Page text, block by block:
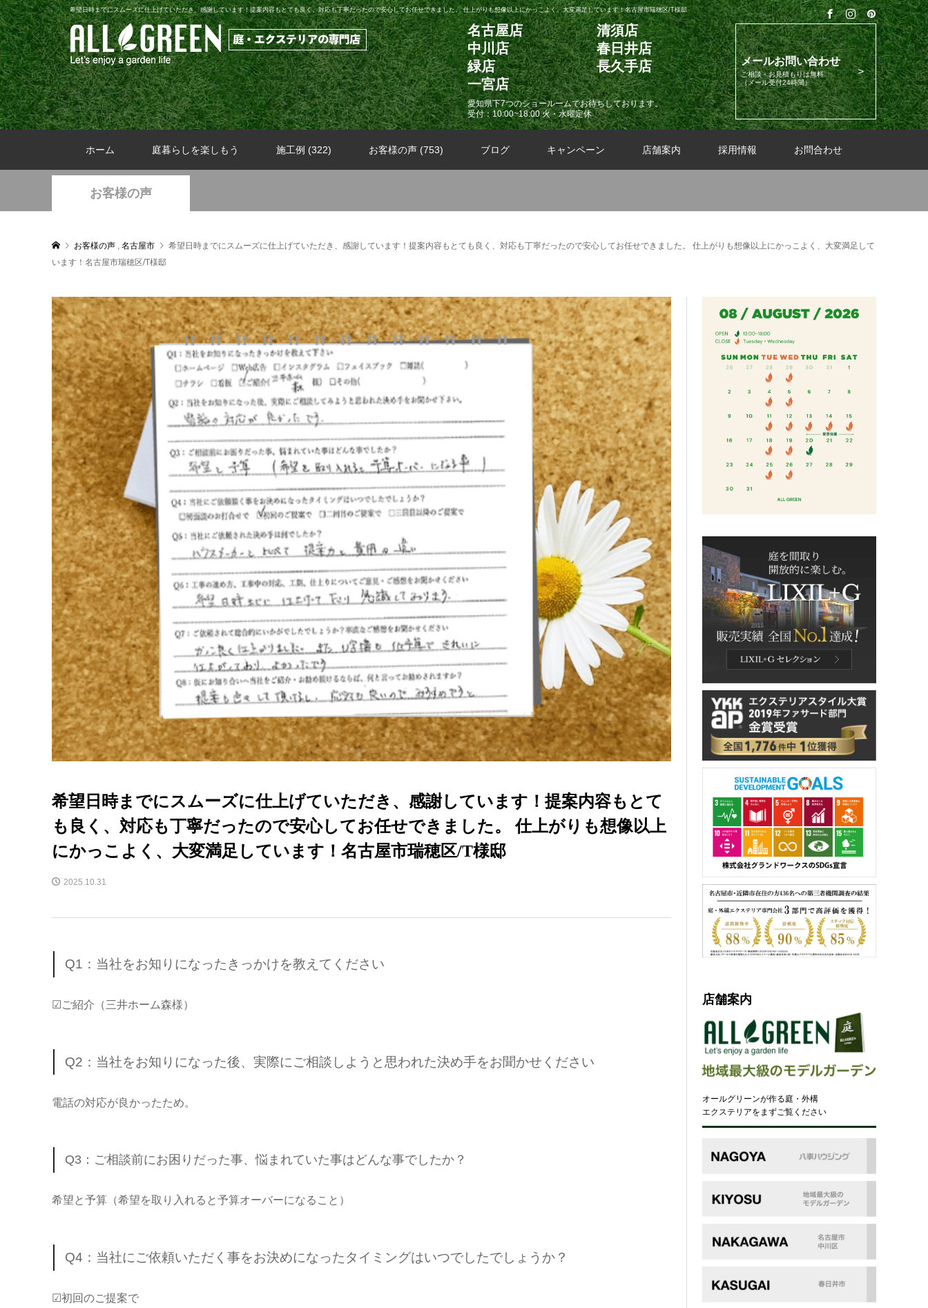
希望日時までにスムーズに仕上げていただき、感謝しています！提案内容もとても良く、対応も丁寧だったので安心してお任せできました。 仕上がりも想像以上にかっこよく、大変満足しています！名古屋市瑞穂区/T様邸
名古屋店
清須店
中川店
春日井店
緑店
長久手店
一宮店
愛知県下7つのショールームでお待ちしております。
受付：10:00~18:00 火・水曜定休
メールお問い合わせ
ご相談・お見積もりは無料
（メール受付24時間）
ホーム 庭暮らしを楽しもう 施工例 (322) お客様の声 (753) ブログ キャンペーン 店舗案内 採用情報 お問合わせ
お客様の声
お客様の声 , 名古屋市
希望日時までにスムーズに仕上げていただき、感謝しています！提案内容もとても良く、対応も丁寧だったので安心してお任せできました。 仕上がりも想像以上にかっこよく、大変満足して
います！名古屋市瑞穂区/T様邸
希望日時までにスムーズに仕上げていただき、感謝しています！提案内容もとて
も良く、対応も丁寧だったので安心してお任せできました。 仕上がりも想像以上
にかっこよく、大変満足しています！名古屋市瑞穂区/T様邸
2025.10.31
Q1：当社をお知りになったきっかけを教えてください
☑ご紹介（三井ホーム森様）
Q2：当社をお知りになった後、実際にご相談しようと思われた決め手をお聞かせください
電話の対応が良かったため。
Q3：ご相談前にお困りだった事、悩まれていた事はどんな事でしたか？
希望と予算（希望を取り入れると予算オーバーになること）
Q4：当社にご依頼いただく事をお決めになったタイミングはいつでしたでしょうか？
☑初回のご提案で
店舗案内
オールグリーンが作る庭・外構
エクステリアをまずご覧ください